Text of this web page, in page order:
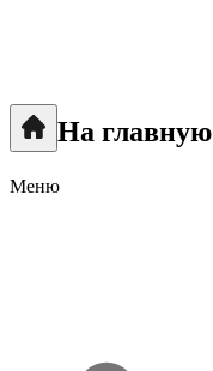
На главную
Меню